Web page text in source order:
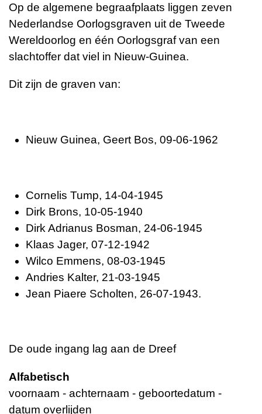
Op de algemene begraafplaats liggen zeven
Nederlandse Oorlogsgraven uit de Tweede
Wereldoorlog en één Oorlogsgraf van een
slachtoffer dat viel in Nieuw-Guinea.
Dit zijn de graven van:
Nieuw Guinea, Geert Bos, 09-06-1962
Cornelis Tump, 14-04-1945
Dirk Brons, 10-05-1940
Dirk Adrianus Bosman, 24-06-1945
Klaas Jager, 07-12-1942
Wilco Emmens, 08-03-1945
Andries Kalter, 21-03-1945
Jean Piaere Scholten, 26-07-1943.
De oude ingang lag aan de Dreef
Alfabetisch
voornaam - achternaam - geboortedatum -
datum overlijden